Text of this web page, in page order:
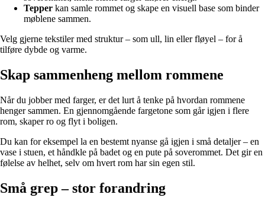
Tepper kan samle rommet og skape en visuell base som binder
møblene sammen.
Velg gjerne tekstiler med struktur – som ull, lin eller fløyel – for å
tilføre dybde og varme.
Skap sammenheng mellom rommene
Når du jobber med farger, er det lurt å tenke på hvordan rommene
henger sammen. En gjennomgående fargetone som går igjen i flere
rom, skaper ro og flyt i boligen.
Du kan for eksempel la en bestemt nyanse gå igjen i små detaljer – en
vase i stuen, et håndkle på badet og en pute på soverommet. Det gir en
følelse av helhet, selv om hvert rom har sin egen stil.
Små grep – stor forandring